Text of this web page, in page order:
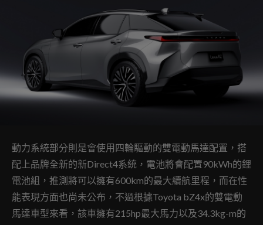
動力系統部分則是會使用四輪驅動的雙電動馬達配置，搭
配上品牌全新的新Direct4系統，電池將會配置90kWh的鋰
電池組，推測將可以擁有600km的最大續航里程，而在性
能表現方面也尚未公布，不過根據Toyota bZ4x的雙電動
馬達車型來看，該車擁有215hp最大馬力以及34.3kg-m的